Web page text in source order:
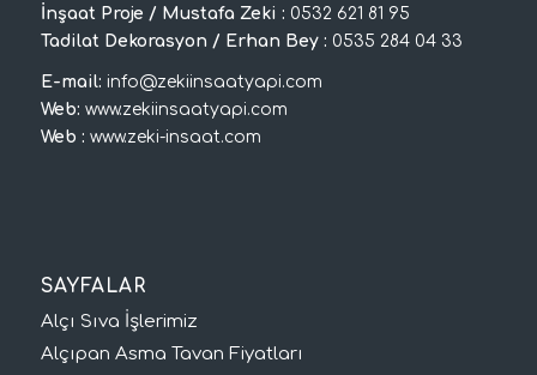
İnşaat Proje / Mustafa Zeki : 0532 621 81 95
Tadilat Dekorasyon / Erhan Bey : 0535 284 04 33
E-mail: info@zekiinsaatyapi.com
Web: www.zekiinsaatyapi.com
Web : www.zeki-insaat.com
SAYFALAR
Alçı Sıva İşlerimiz
Alçıpan Asma Tavan Fiyatları